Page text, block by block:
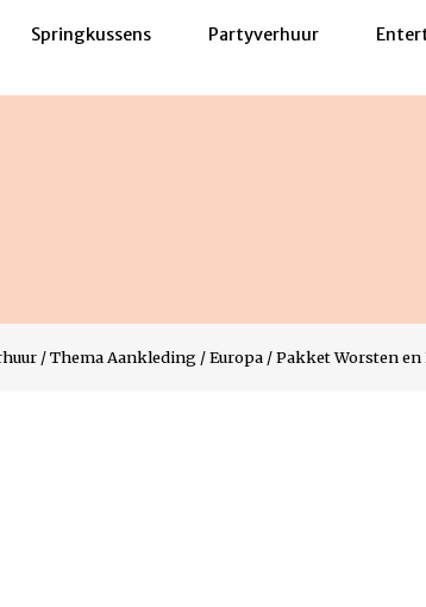
Springkussens Partyverhuur
/Thema Aankleding /Europa /Pakket Worsten en